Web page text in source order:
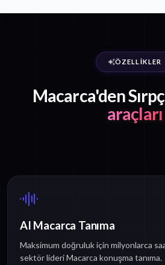
ÖZELLIKLER
Macarca'den
araçları
AI Macarca Tanıma
Maksimum doğruluk için milyonlarca
sektör lideri Macarca konuşma tanıma.